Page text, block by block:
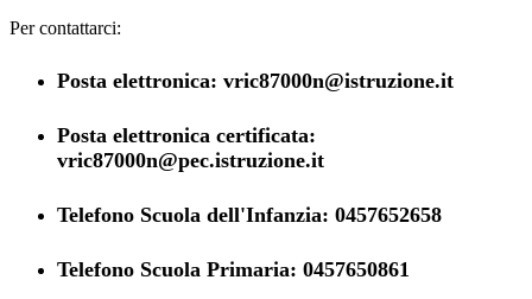
Per contattarci:
Posta elettronica: vric87000n@istruzione.it
Posta elettronica certificata:
vric87000n@pec.istruzione.it
Telefono Scuola dell'Infanzia: 0457652658
Telefono Scuola Primaria: 0457650861